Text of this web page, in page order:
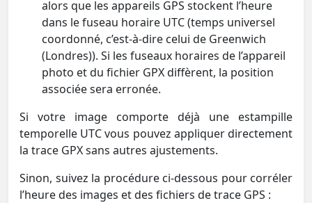
alors que les appareils GPS stockent l’heure
dans le fuseau horaire UTC (temps universel
coordonné, c’est-à-dire celui de Greenwich
(Londres)). Si les fuseaux horaires de l’appareil
photo et du fichier GPX diffèrent, la position
associée sera erronée.
Si votre image comporte déjà une estampille
temporelle UTC vous pouvez appliquer directement
la trace GPX sans autres ajustements.
Sinon, suivez la procédure ci-dessous pour corréler
l’heure des images et des fichiers de trace GPS :